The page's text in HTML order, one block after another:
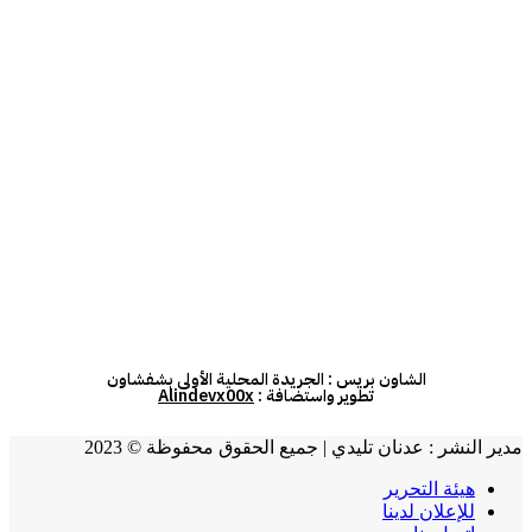
الشاون بريس : الجريدة المحلية الأولى بشفشاون
تطوير واستضافة :Alindevx00x
مدير النشر : عدنان تليدي | جميع الحقوق محفوظة © 2023
هيئة التحرير
للإعلان لدينا